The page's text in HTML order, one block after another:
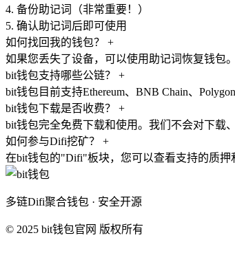
4. 备份助记词（非常重要！）
5. 确认助记词后即可使用
如何找回我的钱包？
+
如果您丢失了设备，可以使用助记词恢复钱包
bit钱包支持哪些公链？
+
bit钱包目前支持Ethereum、BNB Chain、
bit钱包下载是否收费？
+
bit钱包完全免费下载和使用。我们不会对下载
如何参与Difi挖矿？
+
在bit钱包的"Difi"板块，您可以查看支持的质
多链Difi聚合钱包 · 安全开源
© 2025 bit钱包官网 版权所有